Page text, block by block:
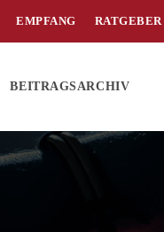
EMPFANG RATGEBER
BEITRAGSARCHIV